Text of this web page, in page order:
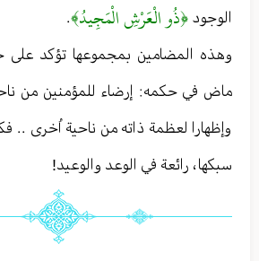
الوجود ﴿ذُو الْعَرْشِ الْمَجِيدُ﴾.
وهذه المضامين بمجموعها تؤكد على
ماض في حكمه : إرضاء للمؤمنين من
وإظهارا لعظمة ذاته من ناحية اُخرى . .
سبكها ، رائعة في الوعد والوعيد!